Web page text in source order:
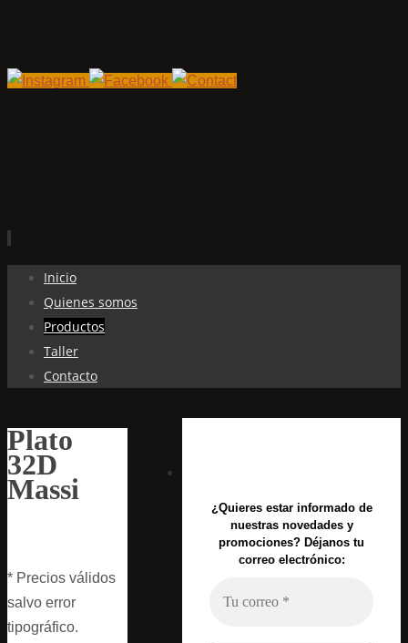
contenido
Inicio
Quienes somos
Productos
Taller
Contacto
Plato
32D
Massi
* Precios válidos
salvo error
tipográfico.
¿Quieres estar informado de
nuestras novedades y
promociones? Déjanos tu
correo electrónico: